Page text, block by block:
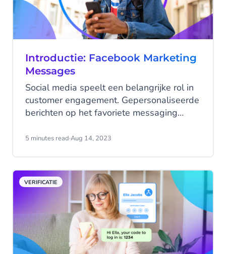
Introductie: Facebook Marketing
Messages
Social media speelt een belangrijke rol in
customer engagement. Gepersonaliseerde
berichten op het favoriete messaging
customer experience een flinke boost
nieuwe manier om met jouw klanten in
contact te komen: Facebook Marketing
5 minutes read·Aug 14, 2023
VERIFICATIE